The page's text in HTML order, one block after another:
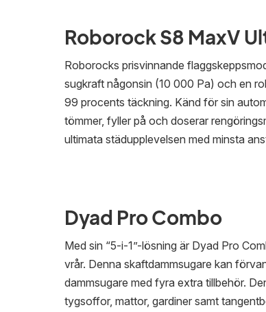
Roborock S8 MaxV
Roborocks prisvinnande
sugkraft någonsin (10 000 Pa) och en
99 procents täckning. Känd för sin
tömmer, fyller på och doserar
ultimata städupplevelsen med minsta
Dyad Pro Combo
Med sin “5-i-1”-lösning är Dyad Pro
vrår. Denna skaftdammsugare kan
dammsugare med fyra extra tillbehör.
tygsoffor, mattor, gardiner samt